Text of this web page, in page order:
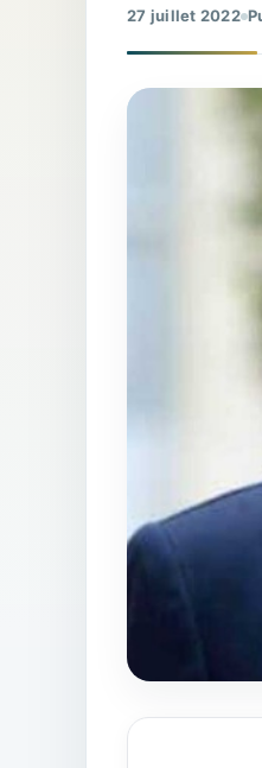
27 juillet 2022